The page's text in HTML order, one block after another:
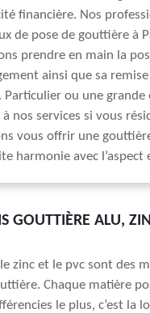
financière. Nos
de pose de gouttière à
prendre en main la
ainsi que sa
Particulier ou une
nos services si vous
vous offrir une
harmonie avec
GOUTTIÈRE ALU,
le zinc et le pvc sont des
Chaque matière
le plus, c’est la